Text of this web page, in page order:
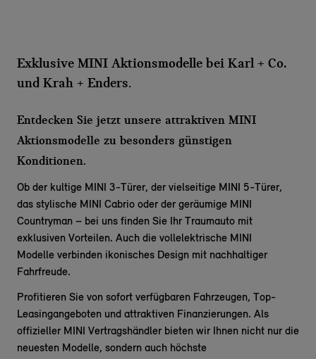
Exklusive MINI Aktionsmodelle bei Karl + Co.
und Krah + Enders.
Entdecken Sie jetzt unsere attraktiven MINI
Aktionsmodelle zu besonders günstigen
Konditionen.
Ob der kultige MINI 3-Türer, der vielseitige MINI 5-Türer,
das stylische MINI Cabrio oder der geräumige MINI
Countryman – bei uns finden Sie Ihr Traumauto mit
exklusiven Vorteilen. Auch die vollelektrische MINI
Modelle verbinden ikonisches Design mit nachhaltiger
Fahrfreude.
Profitieren Sie von sofort verfügbaren Fahrzeugen, Top-
Leasingangeboten und attraktiven Finanzierungen. Als
offizieller MINI Vertragshändler bieten wir Ihnen nicht nur die
neuesten Modelle, sondern auch höchste